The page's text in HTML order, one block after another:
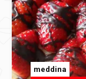
meddina